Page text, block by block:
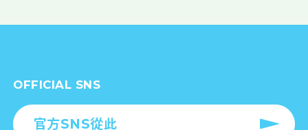
OFFICIAL SNS
官方SNS從此